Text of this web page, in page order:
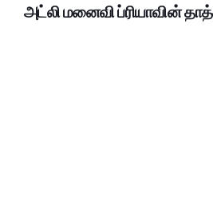
அட்லி மனைவி ப்ரியாவின்